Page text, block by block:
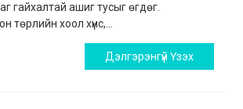
гайхалтай ашиг тусыг өгдөг.
төрлийн хоол хүнс,...
Дэлгэрэнгүй Үзэх